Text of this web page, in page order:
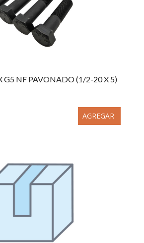
G5 NF PAVONADO (1/2-20 X 5)
AGREGAR